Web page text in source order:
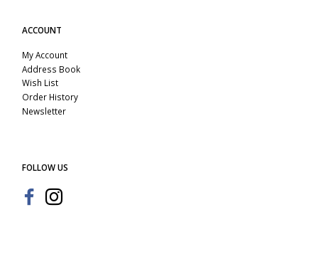
ACCOUNT
My Account
Address Book
Wish List
Order History
Newsletter
FOLLOW US